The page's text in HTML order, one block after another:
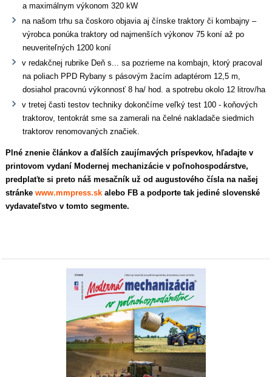
a maximálnym výkonom 320 kW
na našom trhu sa čoskoro objavia aj čínske traktory či kombajny –
výrobca ponúka traktory od najmenších výkonov 75 koní až po
neuveriteľných 1200 koní
v redakčnej rubrike Deň s... sa pozrieme na kombajn, ktorý pracoval
na poliach PPD Rybany s pásovým žacím adaptérom 12,5 m,
dosiahol pracovnú výkonnosť 8 ha/ hod. a spotrebu okolo 12 litrov/ha
v tretej časti testov techniky dokončíme veľký test 100 - koňových
traktorov, tentokrát sme sa zamerali na čelné nakladače siedmich
traktorov renomovaných značiek.
Plné znenie článkov a ďalších zaujímavých príspevkov, hľadajte v
printovom vydaní Modernej mechanizácie v poľnohospodárstve,
predplaťte si preto náš mesačník už od augustového čísla na našej
stránkewww.mmpress.sk alebo FB a podporte tak jediné slovenské
vydavateľstvo v tomto segmente.